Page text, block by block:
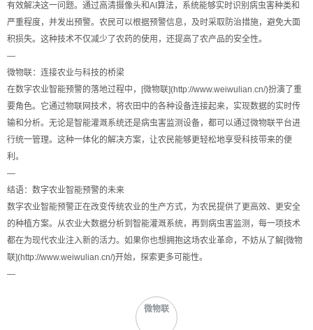
有效解决这一问题。通过高清摄像头和AI算法，系统能够实时识别病虫害种类和
严重程度，并发出预警。农民可以根据预警信息，及时采取防治措施，避免大面
积损失。这种技术不仅减少了农药的使用，还提高了农产品的安全性。
—
微物联：连接农业与科技的桥梁
在数字农业智能预警的落地过程中，[微物联](http://www.weiwulian.cn/)扮演了重
要角色。它通过物联网技术，将农田中的各种设备连接起来，实现数据的实时传
输和分析。无论是智能灌溉系统还是病虫害监测设备，都可以通过微物联平台进
行统一管理。这种一体化的解决方案，让农民能够更轻松地享受科技带来的便
利。
—
结语：数字农业智能预警的未来
数字农业智能预警正在改变传统农业的生产方式，为农民提供了更高效、更安全
的种植方案。从农业大数据分析到智能灌溉系统，再到病虫害监测，每一项技术
都在为现代农业注入新的活力。如果你也想拥抱这场农业革命，不妨从了解[微物
联](http://www.weiwulian.cn/)开始，探索更多可能性。
—
微物联